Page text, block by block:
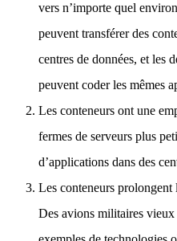
vers n’importe quel
peuvent transférer des
centres de données, et les
peuvent coder les mêmes
Les conteneurs ont une
fermes de serveurs plus
d’applications dans des
Les conteneurs
Des avions militaires vieux